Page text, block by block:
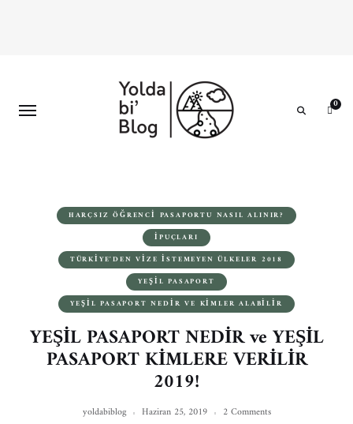
0
HARÇSIZ ÖĞRENCI PASAPORTU NASIL ALINIR?
İPUÇLARI
TÜRKIYE'DEN VIZE İSTEMEYEN ÜLKELER 2018
YEŞIL PASAPORT
YEŞIL PASAPORT NEDIR VE KIMLER ALABILIR
YEŞİL PASAPORT NEDİR ve YEŞİL
PASAPORT KİMLERE VERİLİR
2019!
yoldabiblog Haziran 25, 2019 2 Comments